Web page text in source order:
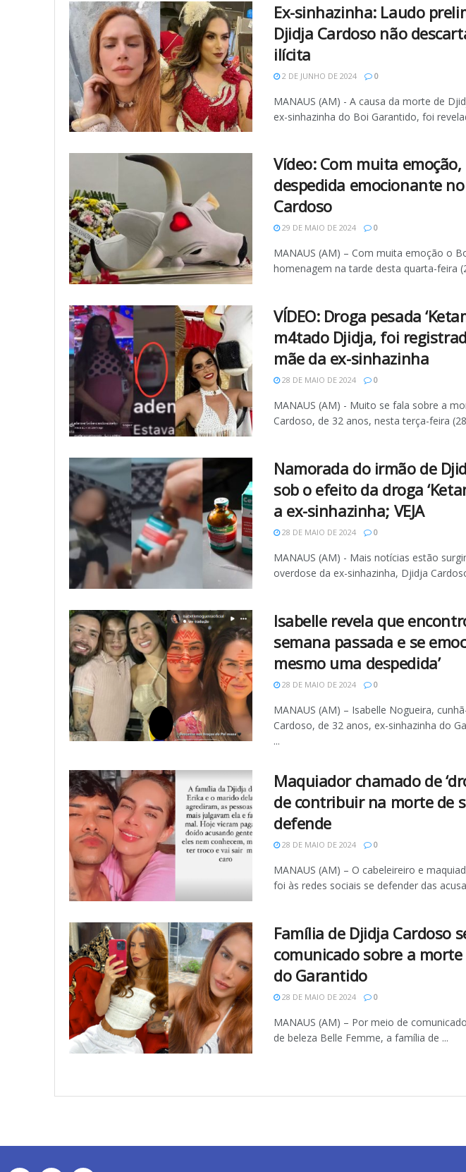
Ex-sinhazinha: Laudo
Djidja Cardoso não
ilícita
2 DE JUNHO DE 2024 0
MANAUS (AM) - A causa da morte de
ex-sinhazinha do Boi Garantido, foi
Vídeo: Com muita
despedida emocionante
Cardoso
29 DE MAIO DE 2024 0
MANAUS (AM) – Com muita emoção o
homenagem na tarde desta quarta-feira
VÍDEO: Droga pesada
m4tado Djidja, foi
mãe da ex-sinhazinha
28 DE MAIO DE 2024 0
MANAUS (AM) - Muito se fala sobre a
Cardoso, de 32 anos, nesta terça-feira
Namorada do irmão de
sob o efeito da droga
a ex-sinhazinha; VEJA
28 DE MAIO DE 2024 0
MANAUS (AM) - Mais notícias estão
overdose da ex-sinhazinha, Djidja
Isabelle revela que
semana passada e se
mesmo uma despedida’
28 DE MAIO DE 2024 0
MANAUS (AM) – Isabelle Nogueira,
Cardoso, de 32 anos, ex-sinhazinha do
...
Maquiador chamado de
de contribuir na morte de
defende
28 DE MAIO DE 2024 0
MANAUS (AM) – O cabeleireiro e
foi às redes sociais se defender das
Família de Djidja Cardoso
comunicado sobre a
do Garantido
28 DE MAIO DE 2024 0
MANAUS (AM) – Por meio de
de beleza Belle Femme, a família de ...